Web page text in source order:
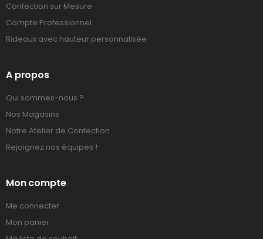
Confection sur Mesure
Compte Professionnel
Rideaux avec hauteur personnalisée
A propos
Qui sommes-nous ?
Nos Magasins
Notre Atelier de Confection
Rejoignez nos équipes !
Mon compte
Me connecter
Mon panier